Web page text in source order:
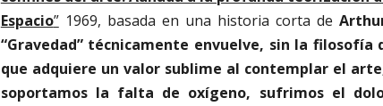
Espacio”1969, basada en una historia corta de
“Gravedad” técnicamente envuelve, sin la filosofía
que adquiere un valor sublime al contemplar el
soportamos la falta de oxígeno, sufrimos el